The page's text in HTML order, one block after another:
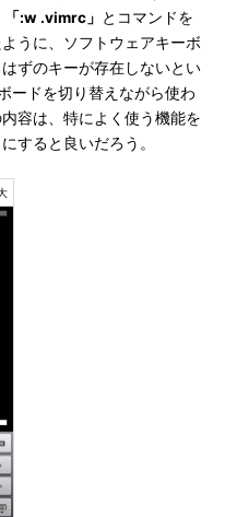
「:w .vimrc」 とコマンドを
うに、ソフトウェアキーボ
ずのキーが存在しないとい
ードを切り替えながら使わ
容は、特によく使う機能を
すると良いだろう。